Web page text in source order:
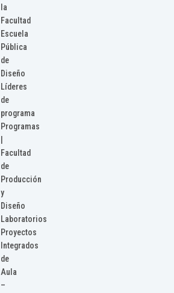
la
Facultad
Escuela
Pública
de
Diseño
Líderes
de
programa
Programas
Facultad
de
Producción
y
Diseño
Laboratorios
Proyectos
Integrados
de
Aula
–